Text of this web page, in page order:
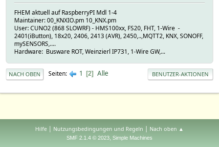
FHEM aktuell auf RaspberryPI Mdl 1-4
Maintainer: 00_KNXIO.pm 10_KNX.pm
User: CUNO2 (868 SLOWRF) - HMS100xx, FS20, FHT, 1-Wire -
2401(iButton), 18x20, 2406, 2413 (AVR), 2450,..,MQTT2, KNX, SONOFF,
mySENSORS,....
Hardware: Busware ROT, Weinzierl IP731, 1-Wire GW,...
NACH OBEN Seiten 1 2 Alle BENUTZER-AKTIONEN
Hilfe | Nutzungsbedingungen und Regeln | Nach oben ▲
SMF 2.1.4 © 2023, Simple Machines